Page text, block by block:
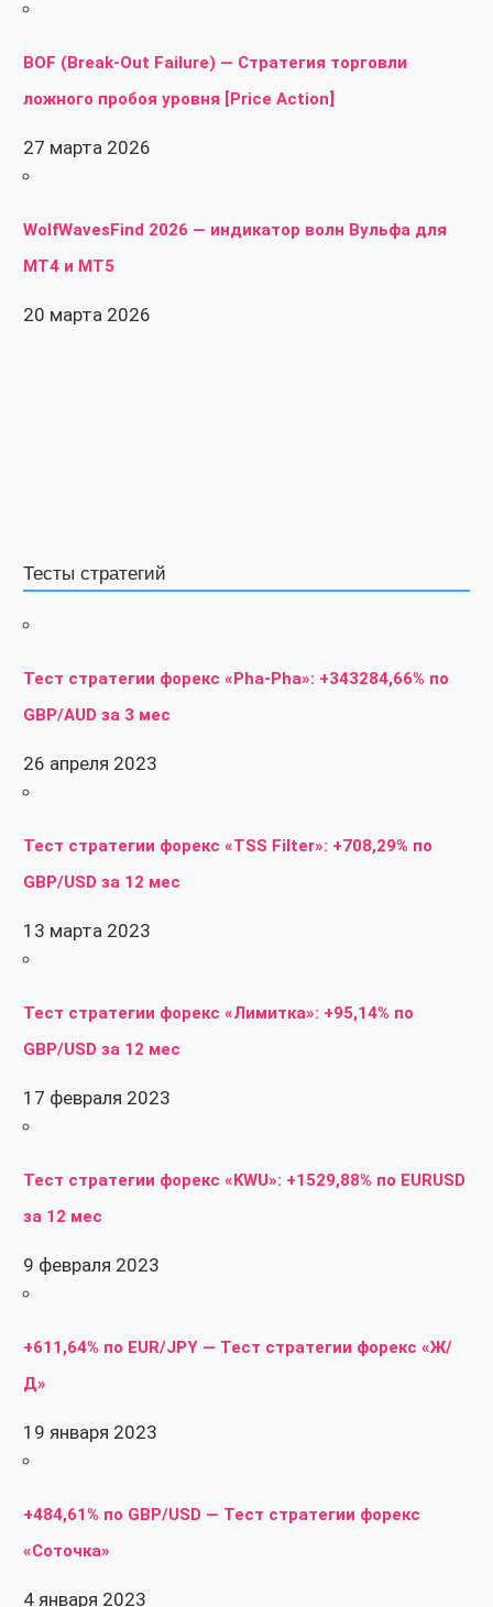
BOF (Break-Out Failure) — Стратегия торговли
ложного пробоя уровня [Price Action]
27 марта 2026
WolfWavesFind 2026 — индикатор волн Вульфа для
MT4 и MT5
20 марта 2026
Тесты стратегий
Тест стратегии форекс «Pha-Pha»: +343284,66% по
GBP/AUD за 3 мес
26 апреля 2023
Тест стратегии форекс «TSS Filter»: +708,29% по
GBP/USD за 12 мес
13 марта 2023
Тест стратегии форекс «Лимитка»: +95,14% по
GBP/USD за 12 мес
17 февраля 2023
Тест стратегии форекс «KWU»: +1529,88% по EURUSD
за 12 мес
9 февраля 2023
+611,64% по EUR/JPY — Тест стратегии форекс «Ж/
Д»
19 января 2023
+484,61% по GBP/USD — Тест стратегии форекс
«Соточка»
4 января 2023